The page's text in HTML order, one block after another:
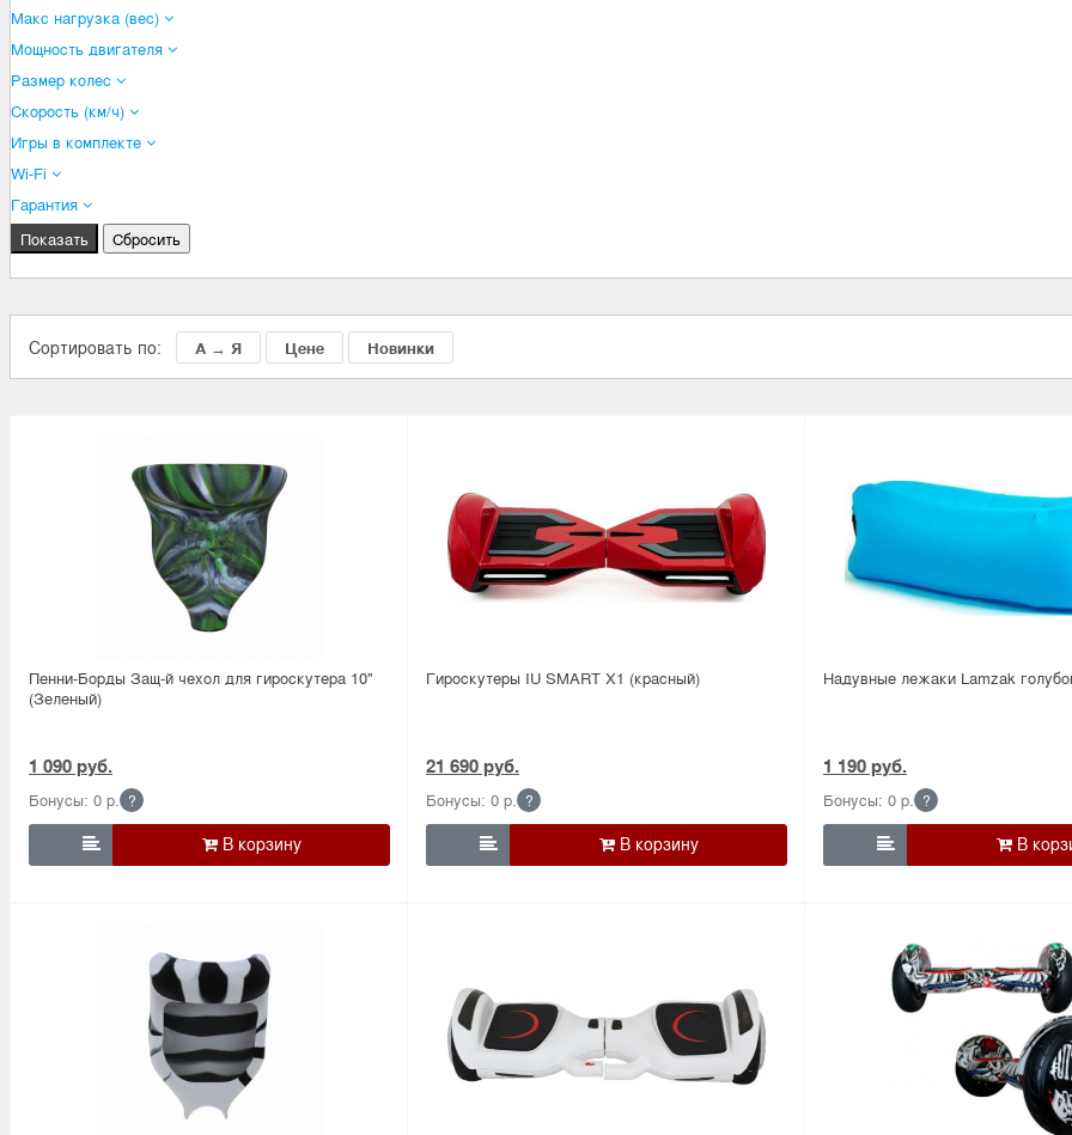
Макс нагрузка (вес)
Мощность двигателя
Размер колес
Скорость (км/ч)
Игры в комплекте
Wi-Fi
Гарантия
Сортировать по: А → Я Цене Новинки
Пенни-Борды Защ-й чехол для гироскутера 10''
(Зеленый)
1 090 руб.
Бонусы: 0 р. ?

Гироскутеры IU SMART X1 (красный)
21 690 руб.
Бонусы: 0 р. ?

Надувные лежаки Lamzak
1 190 руб.
Бонусы: 0 р. ?
